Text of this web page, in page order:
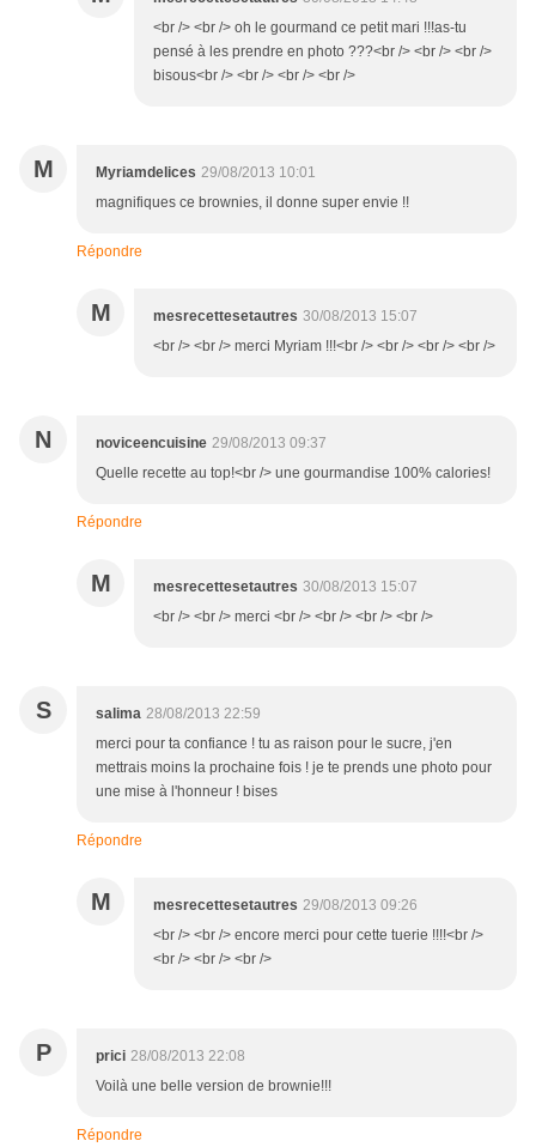
<br /> <br /> oh le gourmand ce petit mari !!!as-tu
pensé à les prendre en photo ???<br /> <br /> <br />
bisous<br /> <br /> <br /> <br />
M Myriamdelices 29/08/2013 10:01
magnifiques ce brownies, il donne super envie !!
Répondre
M mesrecettesetautres 30/08/2013 15:07
<br /> <br /> merci Myriam !!!<br /> <br /> <br /> <br />
N noviceencuisine 29/08/2013 09:37
Quelle recette au top!<br /> une gourmandise 100% calories!
Répondre
M mesrecettesetautres 30/08/2013 15:07
<br /> <br /> merci <br /> <br /> <br /> <br />
S salima 28/08/2013 22:59
merci pour ta confiance ! tu as raison pour le sucre, j'en
mettrais moins la prochaine fois ! je te prends une photo pour
une mise à l'honneur ! bises
Répondre
M mesrecettesetautres 29/08/2013 09:26
<br /> <br /> encore merci pour cette tuerie !!!!<br />
<br /> <br /> <br />
P prici 28/08/2013 22:08
Voilà une belle version de brownie!!!
Répondre